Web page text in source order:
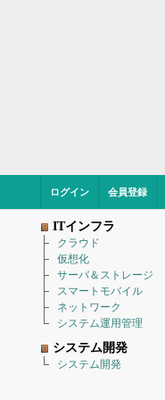
ログイン 会員登録
ITインフラ
クラウド
仮想化
サーバ＆ストレージ
スマートモバイル
ネットワーク
システム運用管理
システム開発
システム開発